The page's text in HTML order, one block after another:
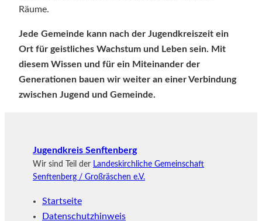
Räume.
Jede Gemeinde kann nach der Jugendkreiszeit ein
Ort für geistliches Wachstum und Leben sein. Mit
diesem Wissen und für ein Miteinander der
Generationen bauen wir weiter an einer Verbindung
zwischen Jugend und Gemeinde.
Jugendkreis Senftenberg
Wir sind Teil der Landeskirchliche Gemeinschaft
Senftenberg / Großräschen e.V.
Startseite
Datenschutzhinweis